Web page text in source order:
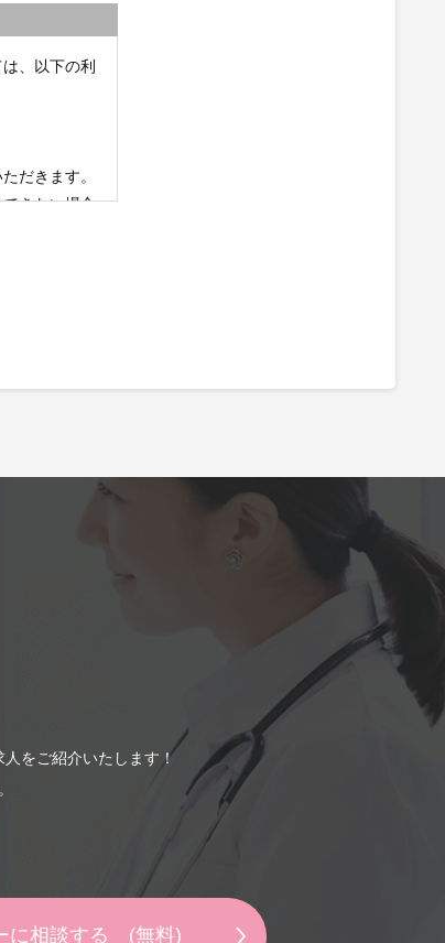
、以下の利
だきます。
きない場合
以下「利用
れると当社
については
ビスを通じ
に終了させ
くは一部を
を終了する
をご紹介いたします！
に相談する (無料)